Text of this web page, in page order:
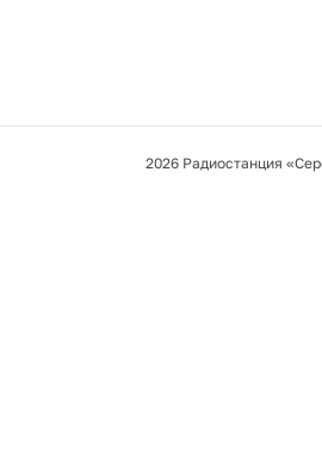
2026 Радиостанция